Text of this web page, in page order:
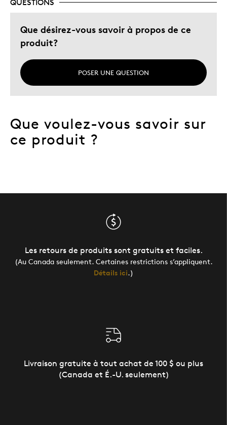
QUESTIONS
Que désirez-vous savoir à propos de ce
produit?
POSER UNE QUESTION
Que voulez-vous savoir sur
ce produit ?
Les retours de produits sont gratuits et faciles.
(Au Canada seulement. Certaines restrictions s’appliquent.
Détails ici.)
Livraison gratuite à tout achat de 100 $ ou plus
(Canada et É.-U. seulement)